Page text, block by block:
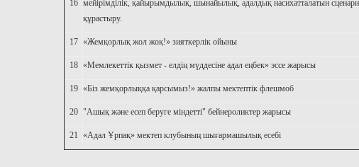
16 мейірімділік, қайырымдылық, шынайылық, адалдық насихатталатын
құрастыру.
17 «Жемқорлық жол жоқ!» зияткерлік ойыны
18 «Мемлекеттік қызмет - елдің мүддесіне адал еңбек» эссе жарысы
19 «Біз жемқорлыққа қарсымыз!» жалпы мектептік флешмоб
20 "Ашық және есеп беруге міндетті" бейнероликтер жарысы
21 «Адал Ұрпақ» мектеп клубының шығармашылық есебі